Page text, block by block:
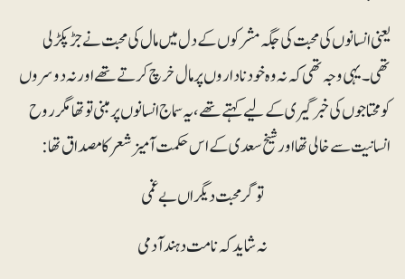
یعنی انسانوں کی محبت کی جگہ مشرکوں کے دل میں مال کی محبت نے جڑ پکڑ لی
تھی۔ یہی وجہ تھی کہ نہ وہ خود ناداروں پر مال خرچ کرتے تھے اور نہ دوسروں
کو محتاجوں کی خبر گیری کے لیے کہتے تھے، یہ سماج انسانوں پر مبنی توتھا مگر روح
انسانیت سے خالی تھا اور شیخ سعدی کے اس حکمت آمیز شعر کا مصداق تھا:
تو گر محبت دیگراں بے غمی
نہ شاید کہ نامت دہندآدمی